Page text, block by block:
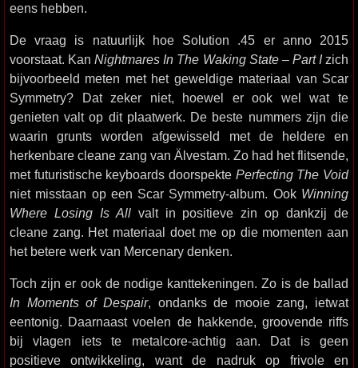
eens hebben.
De vraag is natuurlijk hoe Solution .45 er anno 2015
voorstaat. KanNightmares In The Waking State – Part Izich
bijvoorbeeld meten met het geweldige materiaal van Scar
Symmetry? Dat zeker niet, hoewel er ook wel wat te
genieten valt op dit plaatwerk. De beste nummers zijn die
waarin grunts worden afgewisseld met de heldere en
herkenbare cleane zang van Älvestam. Zo had het flitsende,
met futuristische keyboards doorspekte Perfecting The Void
niet misstaan op een Scar Symmetry-album. Ook Winning
Where Losing Is Allvalt in positieve zin op dankzij de
cleane zang. Het materiaal doet me op die momenten aan
het betere werk van Mercenary denken.
Toch zijn er ook de nodige kanttekeningen. Zo is de ballad
In Moments of Despair, ondanks de mooie zang, ietwat
eentonig. Daarnaast voelen de hakkende, groovende riffs
bij vlagen iets te metalcore-achtig aan. Dat is geen
positieve ontwikkeling, want de nadruk op frivole en